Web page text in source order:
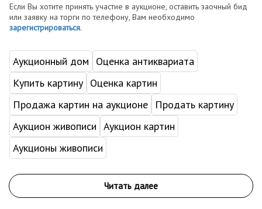
Если Вы хотите принять участие в аукционе, оставить заочный бид
или заявку на торги по телефону, Вам необходимо
зарегистрироваться.
Аукционный дом
Оценка антиквариата
Купить картину Оценка картин
Продажа картин на аукционе
Продать картину
Аукцион живописи Аукцион картин
Аукционы живописи